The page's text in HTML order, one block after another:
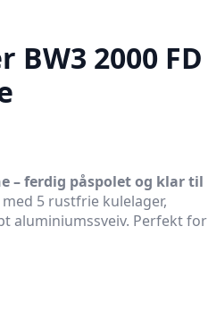
2000 FD
– ferdig påspolet og klar til
5 rustfrie kulelager,
aluminiumssveiv. Perfekt for